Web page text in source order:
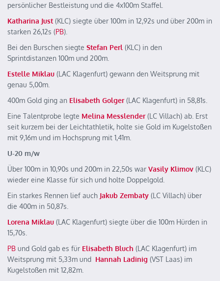
persönlicher Bestleistung und die 4x100m Staffel.
Katharina Just (KLC) siegte über 100m in 12,92s und über 200m in
starken 26,12s (PB).
Bei den Burschen siegte Stefan Perl (KLC) in den
Sprintdistanzen 100m und 200m.
Estelle Miklau (LAC Klagenfurt) gewann den Weitsprung mit
genau 5,00m.
400m Gold ging an Elisabeth Golger(LAC Klagenfurt) in 58,81s.
Eine Talentprobe legte Melina Messlender(LC Villach) ab. Erst
seit kurzem bei der Leichtathletik, holte sie Gold im Kugelstoßen
mit 9,16m und im Hochsprung mit 1,41m.
U-20 m/w
Über 100m in 10,90s und 200m in 22,50s war Vasily Klimov (KLC)
wieder eine Klasse für sich und holte Doppelgold.
Ein starkes Rennen lief auch Jakub Zembaty (LC Villach) über
die 400m in 50,87s.
Lorena Miklau (LAC Klagenfurt) siegte über die 100m Hürden in
15,70s.
PB und Gold gab es für Elisabeth Bluch (LAC Klagenfurt) im
Weitsprung mit 5,33m und Hannah Ladinig (VST Laas) im
Kugelstoßen mit 12,82m.